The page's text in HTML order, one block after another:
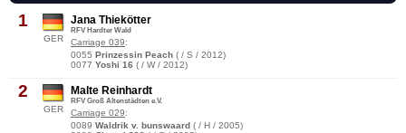
1
GER
Jana Thiekötter
RFV Hardter Wald
Carriage 039:
0055 Prinzessin Peach ( / S / 2012)
0077 Yoshi 16 ( / W / 2012)
2
GER
Malte Reinhardt
RFV Groß Altenstädten e.V.
Carriage 029:
0089 Waldrik v. bunswaard ( / H / 2005)